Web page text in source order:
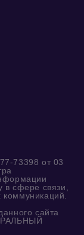
73398 от 03
сфере связи,
сайта